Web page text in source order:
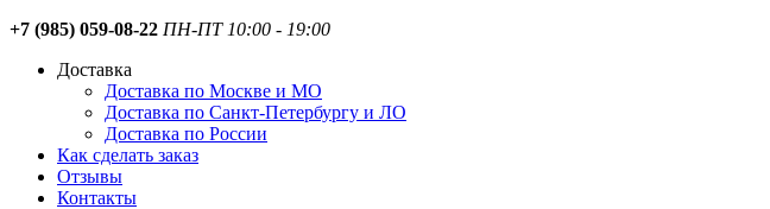
+7 (985) 059-08-22 ПН-ПТ 10:00 - 19:00
Доставка
Доставка по Москве и МО
Доставка по Санкт-Петербургу и ЛО
Доставка по России
Как сделать заказ
Отзывы
Контакты